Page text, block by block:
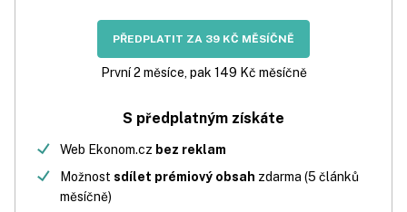
PŘEDPLATIT ZA 39 KČ MĚSÍČNĚ
První 2 měsíce, pak 149 Kč měsíčně
S předplatným získáte
Web Ekonom.cz bez reklam
Možnost sdílet prémiový obsah zdarma (5 článků
měsíčně)